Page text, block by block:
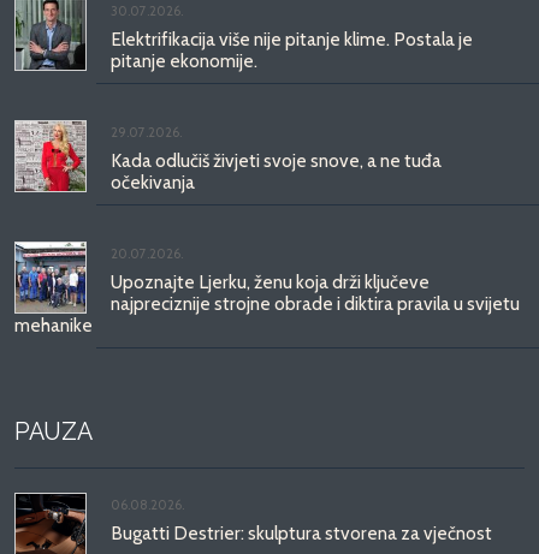
30.07.2026.
Elektrifikacija više nije pitanje klime. Postala je
pitanje ekonomije.
29.07.2026.
Kada odlučiš živjeti svoje snove, a ne tuđa
očekivanja
20.07.2026.
Upoznajte Ljerku, ženu koja drži ključeve
najpreciznije strojne obrade i diktira pravila u svijetu
mehanike
PAUZA
06.08.2026.
Bugatti Destrier: skulptura stvorena za vječnost